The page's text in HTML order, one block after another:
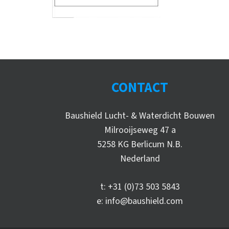
CONTACT
Baushield Lucht- & Waterdicht Bouwen
Milrooijseweg 47 a
5258 KG Berlicum N.B.
Nederland
t: +31 (0)73 503 5843
e: info@baushield.com